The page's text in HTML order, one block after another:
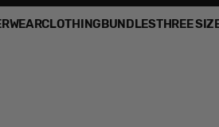
CLOTHINGBUNDLESTHREE